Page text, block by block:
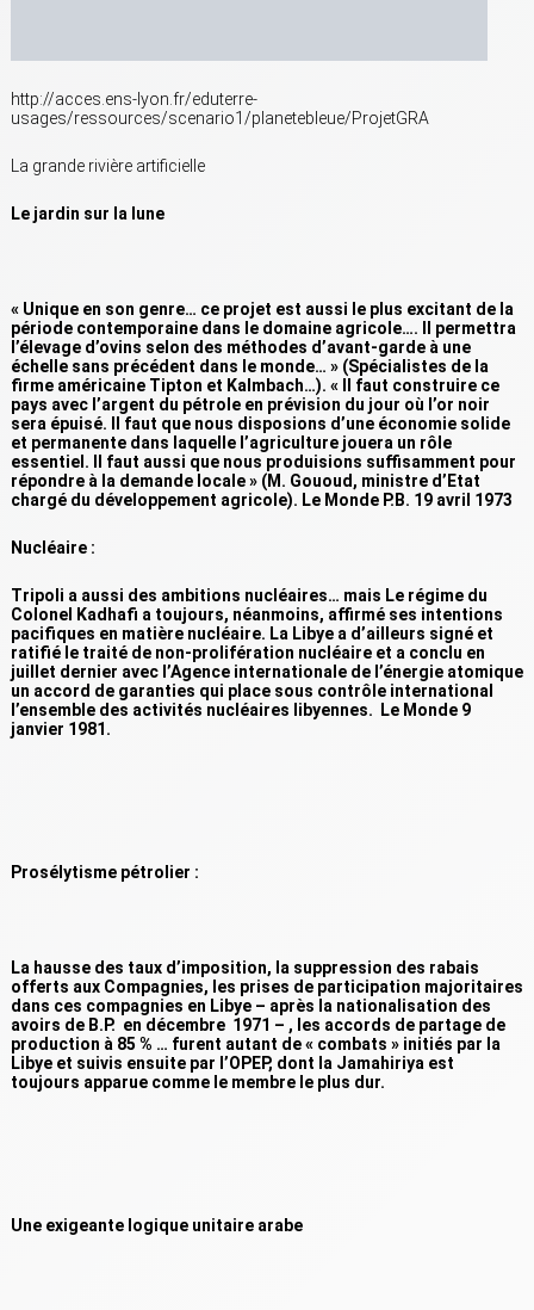
http://acces.ens-lyon.fr/eduterre-
usages/ressources/scenario1/planetebleue/ProjetGRA
La grande rivière artificielle
Le jardin sur la lune
« Unique en son genre… ce projet est aussi le plus excitant de la
période contemporaine dans le domaine agricole…. Il permettra
l’élevage d’ovins selon des méthodes d’avant-garde à une
échelle sans précédent dans le monde… » (Spécialistes de la
firme américaine Tipton et Kalmbach…). « Il faut construire ce
pays avec l’argent du pétrole en prévision du jour où l’or noir
sera épuisé. Il faut que nous disposions d’une économie solide
et permanente dans laquelle l’agriculture jouera un rôle
essentiel. Il faut aussi que nous produisions suffisamment pour
répondre à la demande locale » (M. Gououd, ministre d’Etat
chargé du développement agricole). Le Monde P.B. 19 avril 1973
Nucléaire :
Tripoli a aussi des ambitions nucléaires… mais Le régime du
Colonel Kadhafi a toujours, néanmoins, affirmé ses intentions
pacifiques en matière nucléaire. La Libye a d’ailleurs signé et
ratifié le traité de non-prolifération nucléaire et a conclu en
juillet dernier avec l’Agence internationale de l’énergie atomique
un accord de garanties qui place sous contrôle international
l’ensemble des activités nucléaires libyennes. Le Monde 9
janvier 1981.
Prosélytisme pétrolier :
La hausse des taux d’imposition, la suppression des rabais
offerts aux Compagnies, les prises de participation majoritaires
dans ces compagnies en Libye – après la nationalisation des
avoirs de B.P. en décembre 1971 – , les accords de partage de
production à 85 % … furent autant de « combats » initiés par la
Libye et suivis ensuite par l’OPEP, dont la Jamahiriya est
toujours apparue comme le membre le plus dur.
Une exigeante logique unitaire arabe